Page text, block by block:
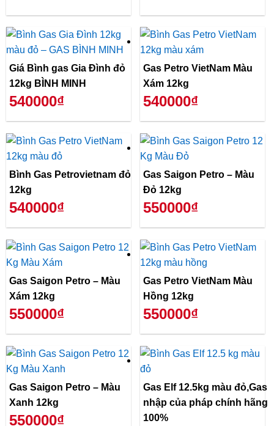
Giá Bình gas Gia Đình đỏ
12kg BÌNH MINH
540000₫
Gas Petro VietNam Màu
Xám 12kg
540000₫
Bình Gas Petrovietnam đỏ
12kg
540000₫
Gas Saigon Petro – Màu
Đỏ 12kg
550000₫
Gas Saigon Petro – Màu
Xám 12kg
550000₫
Gas Petro VietNam Màu
Hồng 12kg
550000₫
Gas Saigon Petro – Màu
Xanh 12kg
550000₫
Gas Elf 12.5kg màu đỏ,Gas
nhập của pháp chính hãng
100%